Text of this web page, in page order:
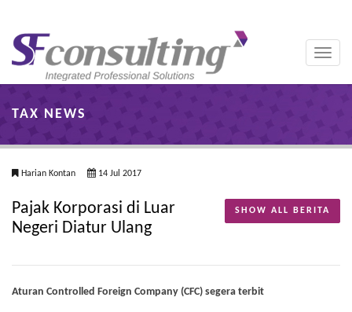
Toggle
TAX NEWS
Harian Kontan 14 Jul 2017
SHOW ALL BERITA
Pajak Korporasi di Luar
Negeri Diatur Ulang
Aturan Controlled Foreign Company (CFC) segera terbit